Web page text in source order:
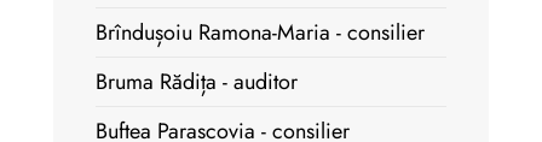
Brîndușoiu Ramona-Maria - consilier
Bruma Rădița - auditor
Buftea Parascovia - consilier